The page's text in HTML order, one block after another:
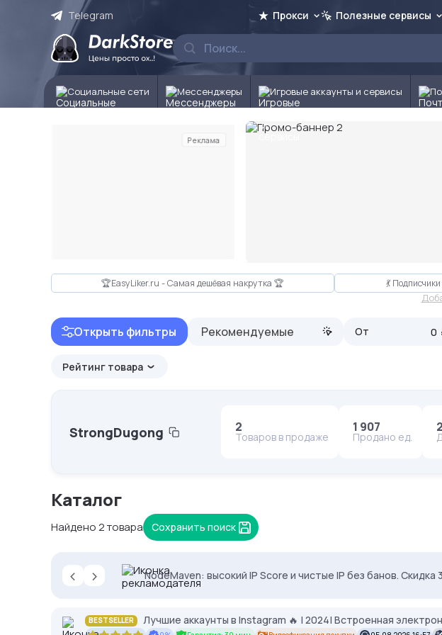
Telegram Прокси Полезные сервисы
Социальные сети Мессенджеры Игровые аккаунты и сервисы
Реклама
🏆EasyLiker.ru - Самая дешёвая накрутка 🏆 💃
Открыть фильтры Рекомендуемые От
Рейтинг товара
StrongDugong 2
Товаров в продаже
1 907
Продано ед.
Каталог
Найдено 2 товара Сохранить поиск
‹ › Proxys.io - лучшие прокси 💚 Подберём под ваши задачи 🚀
2328.io — прием крипто платежей
NodeMaven: высокий IP Score и чистые IP без банов. Скидка
BESTSELLER Лучшие аккаунты в Instagram 🔥 | 2024| Встроенная